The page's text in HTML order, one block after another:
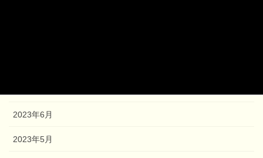
2023年6月
2023年5月